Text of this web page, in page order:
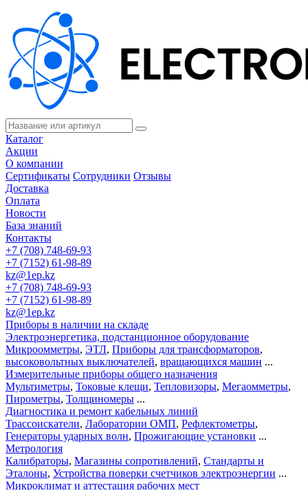
Каталог
Акции
О компании
Сертификаты Сотрудники Отзывы
Доставка
Оплата
Новости
База знаний
Контакты
+7 (708) 748-69-93
+7 (7152) 61-98-89
kz@1ep.kz
+7 (708) 748-69-93
+7 (7152) 61-98-89
kz@1ep.kz
Приборы в наличии на складе
Электроэнергетика, подстанционное оборудование
Микроомметры, ЭТЛ, Приборы для трансформаторов,
высоковольтных выключателей, вращающихся машин ...
Измерительные приборы общего назначения
Мультиметры, Токовые клещи, Тепловизоры, Мегаомметры,
Пирометры, Толщиномеры ...
Диагностика и ремонт кабельных линий
Трассоискатели, Лаборатории ОМП, Рефлектометры,
Генераторы ударных волн, Прожигающие установки ...
Метрология
Калибраторы, Магазины сопротивлений, Стандарты и
Эталоны, Устройства поверки счетчиков электроэнергии ...
Микроклимат и аттестация рабочих мест